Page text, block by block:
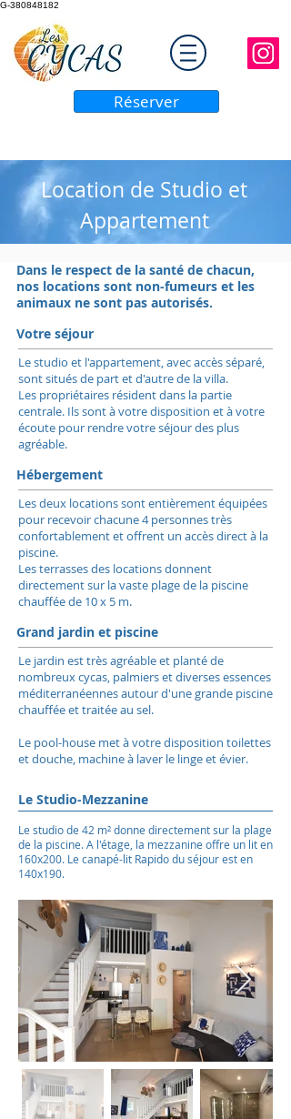
G-380848182
Réserver
Location de Studio et
Appartement
Dans le respect de la santé de chacun,
nos locations sont non-fumeurs et les
animaux ne sont pas autorisés.
Votre séjour
Le studio et l'appartement, avec accès séparé,
sont situés de part et d'autre de la villa.
Les propriétaires résident dans la partie
centrale. Ils sont à votre disposition et à votre
écoute pour rendre votre séjour des plus
agréable.
Hébergement
Les deux locations sont entièrement équipées
pour recevoir chacune 4 personnes très
confortablement et offrent un accès direct à la
piscine.
Les terrasses des locations donnent
directement sur la vaste plage de la piscine
chauffée de 10 x 5 m.
Grand jardin et piscine
Le jardin est très agréable et planté de
nombreux cycas, palmiers et diverses essences
méditerranéennes autour d'une grande piscine
chauffée et traitée au sel.
Le pool-house met à votre disposition toilettes
et douche, machine à laver le linge et évier.
Le Studio-Mezzanine
Le studio de 42 m² donne directement sur la plage
de la piscine. A l'étage, la mezzanine offre un lit en
160x200. Le canapé-lit Rapido du séjour est en
140x190.